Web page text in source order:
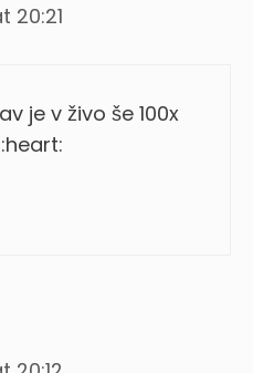
20:21
je v živo še 100x